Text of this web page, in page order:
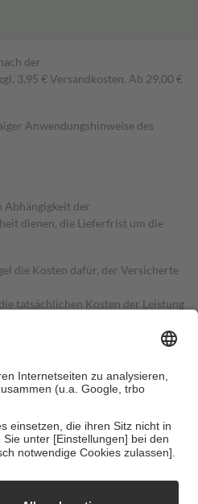
der
3,95 € Versandkosten. Ab 29,00 €
Anwendungshinweise des
Abhängigkeit der
dienen, die Lieferfrist um die
die Kosten dafür, der Versicherte
tatsächlichen Kosten der Leistung